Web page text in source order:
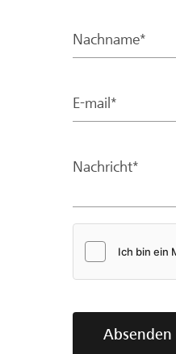
Nachname*
E-mail*
Nachricht*
Absenden